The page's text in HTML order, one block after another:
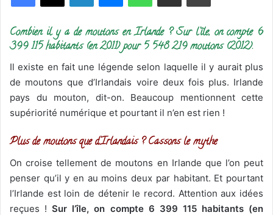
Combien il y a de moutons en Irlande ? Sur l’île, on compte 6
399 115 habitants (en 2011) pour 5 548 219 moutons (2012).
Il existe en fait une légende selon laquelle il y aurait plus
de moutons que d’Irlandais voire deux fois plus. Irlande
pays du mouton, dit-on. Beaucoup mentionnent cette
supériorité numérique et pourtant il n’en est rien !
Plus de moutons que d’Irlandais ? Cassons le mythe
On croise tellement de moutons en Irlande que l’on peut
penser qu’il y en au moins deux par habitant. Et pourtant
l’Irlande est loin de détenir le record. Attention aux idées
reçues !Sur l’île, on compte 6 399 115 habitants (en